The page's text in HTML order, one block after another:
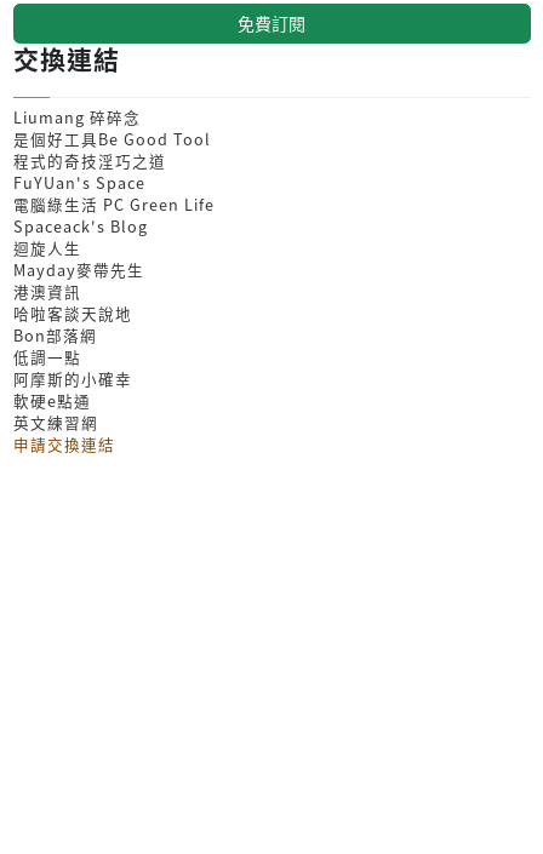
免費訂閱
交換連結
Liumang 碎碎念
是個好工具Be Good Tool
程式的奇技淫巧之道
FuYUan's Space
電腦綠生活 PC Green Life
Spaceack's Blog
迴旋人生
Mayday麥帶先生
港澳資訊
哈啦客談天說地
Bon部落網
低調一點
阿摩斯的小確幸
軟硬e點通
英文練習網
申請交換連結